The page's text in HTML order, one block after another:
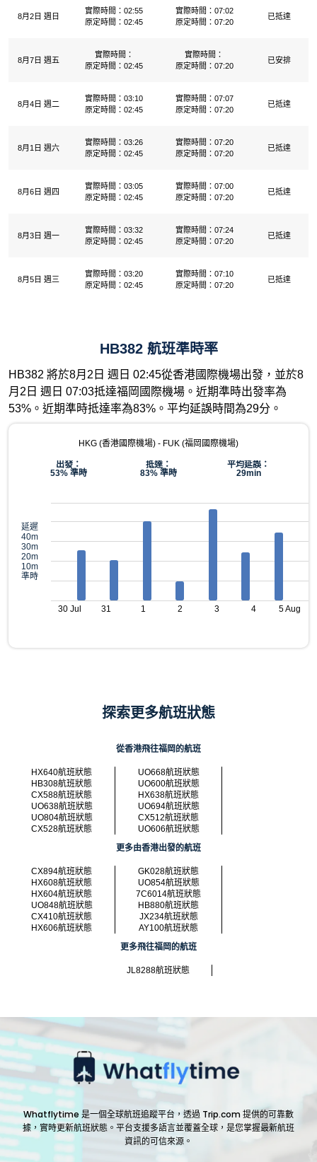
8月2日 週日
實際時間：02:55
原定時間：02:45
實際時間：07:02
原定時間：07:20
已抵達
8月7日 週五
實際時間：
原定時間：02:45
實際時間：
原定時間：07:20
已安排
8月4日 週二
實際時間：03:10
原定時間：02:45
實際時間：07:07
原定時間：07:20
已抵達
8月1日 週六
實際時間：03:26
原定時間：02:45
實際時間：07:20
原定時間：07:20
已抵達
8月6日 週四
實際時間：03:05
原定時間：02:45
實際時間：07:00
原定時間：07:20
已抵達
8月3日 週一
實際時間：03:32
原定時間：02:45
實際時間：07:24
原定時間：07:20
已抵達
8月5日 週三
實際時間：03:20
原定時間：02:45
實際時間：07:10
原定時間：07:20
已抵達
HB382 航班準時率
HB382 將於8月2日 週日 02:45從香港國際機場出發，並於8
月2日 週日 07:03抵達福岡國際機場。近期準時出發率為
53%。近期準時抵達率為83%。平均延誤時間為29分。
HKG (香港國際機場) - FUK (福岡國際機場)
出發：
53% 準時
抵達：
83% 準時
平均延誤：
29min
延遲
40m
30m
20m
10m
準時
30 Jul 31 1 2 3 4 5 Aug
探索更多航班狀態
從香港飛往福岡的航班
HX640航班狀態
UO668航班狀態
HB308航班狀態
UO600航班狀態
CX588航班狀態
HX638航班狀態
UO638航班狀態
UO694航班狀態
UO804航班狀態
CX512航班狀態
CX528航班狀態
UO606航班狀態
更多由香港出發的航班
CX894航班狀態
GK028航班狀態
HX608航班狀態
UO854航班狀態
HX604航班狀態
7C6014航班狀態
UO848航班狀態
HB880航班狀態
CX410航班狀態
JX234航班狀態
HX606航班狀態
AY100航班狀態
更多飛往福岡的航班
JL8288航班狀態
Whatflytime 是一個全球航班追蹤平台，透過 Trip.com 提供的可靠數
據，實時更新航班狀態。平台支援多語言並覆蓋全球，是您掌握最新航班
資訊的可信來源。